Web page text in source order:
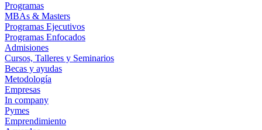
Programas
MBAs & Masters
Programas Ejecutivos
Programas Enfocados
Admisiones
Cursos, Talleres y Seminarios
Becas y ayudas
Metodología
Empresas
In company
Pymes
Emprendimiento